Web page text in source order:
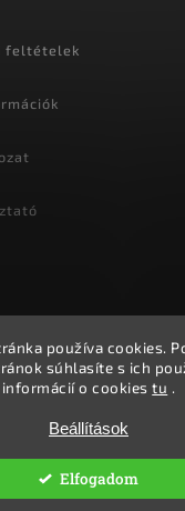
používa cookies.
súhlasíte s ich
informácií o cookiestu .
Beállítások
Elfogadom
feltételek
Ökoember. Minden
Süti beállítások szerkesztése
Shoptet| Design